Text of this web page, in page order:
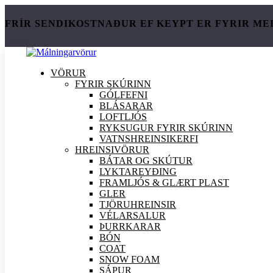
FRÍR SENDIKOSTNAÐUR EF KEYPT ER FYRIR
VÖRUR
FYRIR SKÚRINN
GÓLFEFNI
BLÁSARAR
LOFTLJÓS
RYKSUGUR FYRIR SKÚRINN
VATNSHREINSIKERFI
HREINSIVÖRUR
BÁTAR OG SKÚTUR
LYKTAREYÐING
FRAMLJÓS & GLÆRT PLAST
GLER
TJÖRUHREINSIR
VÉLARSALUR
ÞURRKARAR
BÓN
COAT
SNOW FOAM
SÁPUR